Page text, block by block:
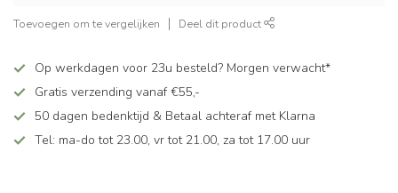
Toevoegen om te vergelijken Deel dit product
Op werkdagen voor 23u besteld? Morgen verwacht*
Gratis verzending vanaf €55,-
50 dagen bedenktijd & Betaal achteraf met Klarna
Tel: ma-do tot 23.00, vr tot 21.00, za tot 17.00 uur